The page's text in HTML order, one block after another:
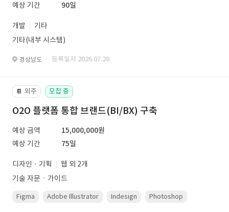
예상 기간
90일
개발
기타
기타(내부 시스템)
경상남도 · 등록일자 2026.07.28.
📔 외주 모집 중
O2O 플랫폼 통합 브랜드(BI/BX) 구축
예상 금액
15,000,000원
예상 기간
75일
디자인 · 기획
웹 외 2개
기술 자문ㆍ가이드
Figma Adobe Illustrator Indesign Photoshop